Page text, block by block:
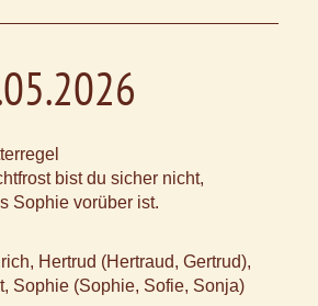
bist du sicher nicht,
Sophie vorüber ist.
Hertrud (Hertraud, Gertrud),
Sophie (Sophie, Sofie, Sonja)